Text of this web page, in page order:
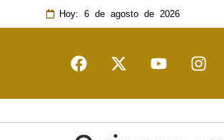
Hoy: 6 de agosto de 2026